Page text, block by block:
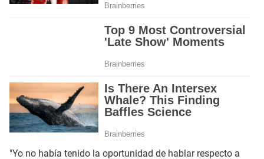
"Yo no había tenido la oportunidad de hablar respecto a